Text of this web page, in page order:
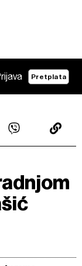
Pretplata